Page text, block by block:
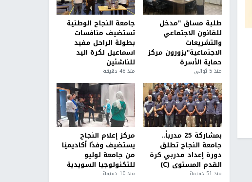
طلبة مساق "مدخل
للقانون الاجتماعي
والتشريعات
الاجتماعية"يزورون مركز
حماية الأسرة
منذ 5 ثواني
جامعة النجاح الوطنية
تستضيف منافسات
بطولة الراحل مفيد
اسماعيل لكرة اليد
للناشئين
منذ 48 دقيقة
بمشاركة 25 مدرباً..
جامعة النجاح تطلق
دورة إعداد مدربي كرة
القدم المستوى (C)
منذ 51 دقيقة
مركز إعلام النجاح
يستضيف وفدًا أكاديميًا
من جامعة لوليو
للتكنولوجيا السويدية
منذ 10 دقيقة